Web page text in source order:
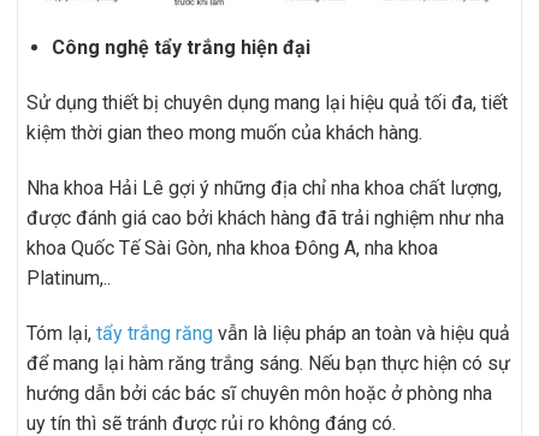
Công nghệ tẩy trắng hiện đại
Sử dụng thiết bị chuyên dụng mang lại hiệu quả tối đa, tiết
kiệm thời gian theo mong muốn của khách hàng.
Nha khoa Hải Lê gợi ý những địa chỉ nha khoa chất lượng,
được đánh giá cao bởi khách hàng đã trải nghiệm như nha
khoa Quốc Tế Sài Gòn, nha khoa Đông A, nha khoa
Platinum,..
Tóm lại, tẩy trắng răng vẫn là liệu pháp an toàn và hiệu quả
để mang lại hàm răng trắng sáng. Nếu bạn thực hiện có sự
hướng dẫn bởi các bác sĩ chuyên môn hoặc ở phòng nha
uy tín thì sẽ tránh được rủi ro không đáng có.